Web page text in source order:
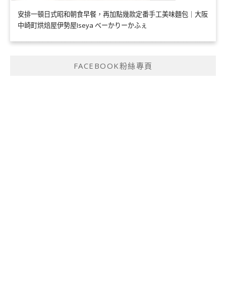
安排一頓日式昭和朝食早餐，再加點幾款定番手工美味麵包｜大阪
中崎町烘焙屋伊勢屋Iseya べーかりーかふぇ
FACEBOOK粉絲專頁